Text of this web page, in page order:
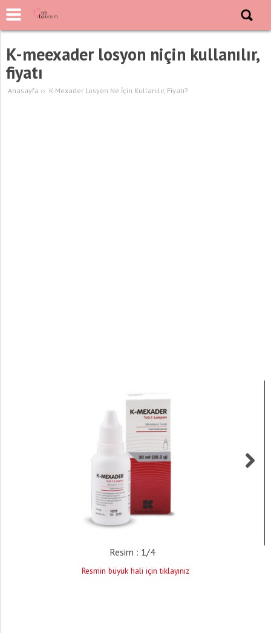
K-meexader losyon niçin kullanılır,
fiyatı
Anasayfa ›› K-Mexader Losyon Ne İçin Kullanılır, Fiyatı?
Resim : 1/4
Resmin büyük hali için tıklayınız